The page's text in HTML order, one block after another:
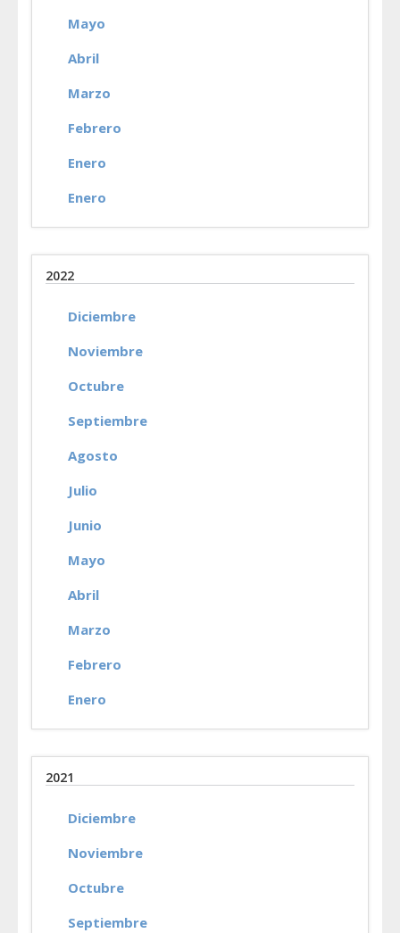
Mayo
Abril
Marzo
Febrero
Enero
Enero
2022
Diciembre
Noviembre
Octubre
Septiembre
Agosto
Julio
Junio
Mayo
Abril
Marzo
Febrero
Enero
2021
Diciembre
Noviembre
Octubre
Septiembre